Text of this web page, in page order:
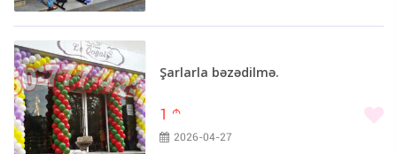
Şarlarla bəzədilmə.
1 m
2026-04-27